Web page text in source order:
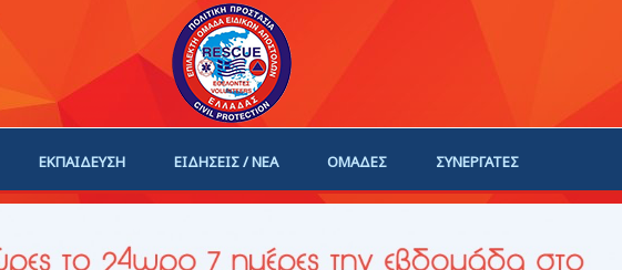
ΕΚΠΑΙΔΕΥΣΗ ΕΙΔΗΣΕΙΣ / ΝΕΑ ΟΜΑΔΕΣ ΣΥΝΕΡΓΑΤΕΣ